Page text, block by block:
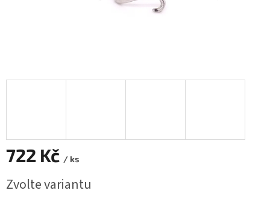
722 Kč / ks
cena:
Zvolte variantu